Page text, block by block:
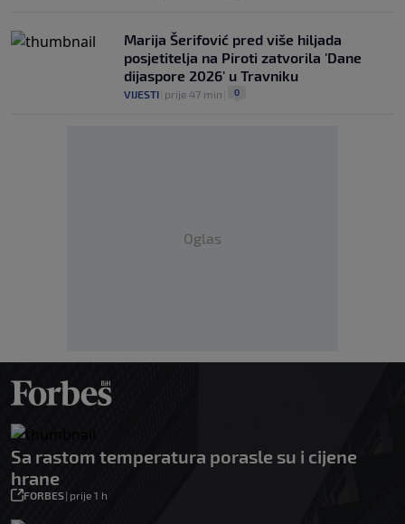
Marija Šerifović pred više hiljada
posjetitelja na Piroti zatvorila 'Dane
dijaspore 2026' u Travniku
VIJESTI prije 47 min 0
Oglas
Sa rastom temperatura porasle su i cijene
hrane
FORBES| prije 1 h